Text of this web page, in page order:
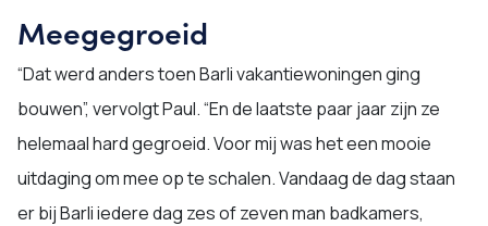
Meegegroeid
“Dat werd anders toen Barli vakantiewoningen ging
bouwen”, vervolgt Paul. “En de laatste paar jaar zijn ze
helemaal hard gegroeid. Voor mij was het een mooie
uitdaging om mee op te schalen. Vandaag de dag staan
er bij Barli iedere dag zes of zeven man badkamers,